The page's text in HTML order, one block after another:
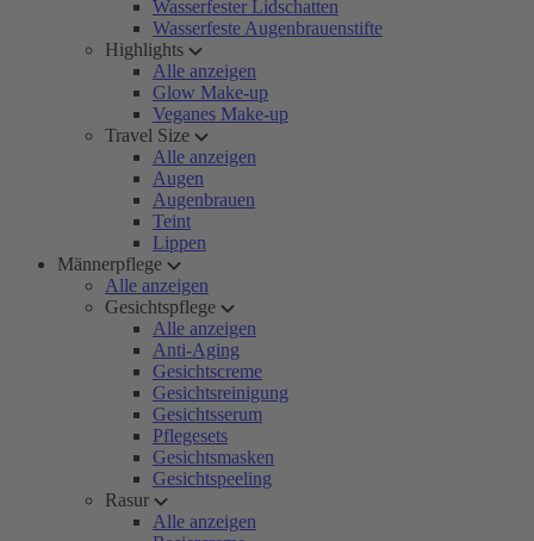
Wasserfester Lidschatten
Wasserfeste Augenbrauenstifte
Highlights
Alle anzeigen
Glow Make-up
Veganes Make-up
Travel Size
Alle anzeigen
Augen
Augenbrauen
Teint
Lippen
Männerpflege
Alle anzeigen
Gesichtspflege
Alle anzeigen
Anti-Aging
Gesichtscreme
Gesichtsreinigung
Gesichtsserum
Pflegesets
Gesichtsmasken
Gesichtspeeling
Rasur
Alle anzeigen